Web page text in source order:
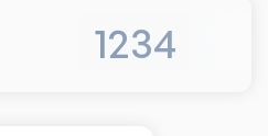
1234